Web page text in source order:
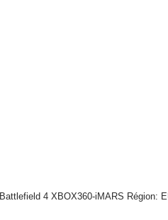
Battlefield 4 XBOX360-iMARS Région: